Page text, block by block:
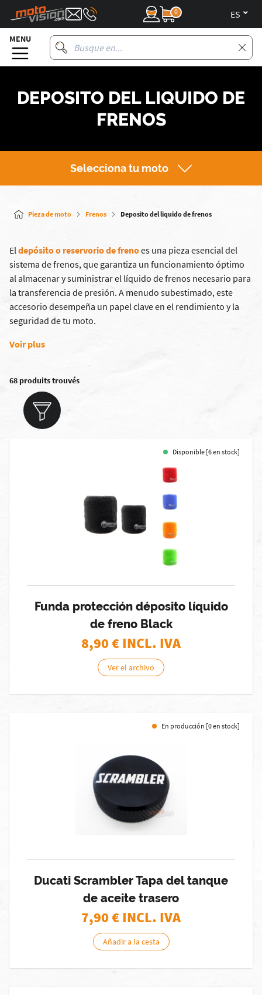
0
MENU
DEPOSITO DEL LIQUIDO DE
FRENOS
Selecciona tu moto
Pieza de moto Frenos Deposito del liquido de frenos
Eldepósito o reservoriode frenoes una pieza esencial del
sistema de frenos, que garantiza un funcionamiento óptimo
al almacenar y suministrar el líquido de frenos necesario para
la transferencia de presión. A menudo subestimado, este
accesorio desempeña un papel clave en el rendimiento y la
seguridad de tu moto.
Voir plus
68 produits trouvés
Disponible [6 en stock]
Funda protección déposito líquido
de freno Black
8,90€ INCL. IVA
Ver el archivo
En producción [0 en stock]
Ducati Scrambler Tapa del tanque
de aceite trasero
7,90€ INCL. IVA
Añadir a la cesta